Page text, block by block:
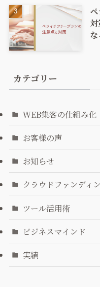
ペ
カテゴリー
WEB集客の仕組み化
お客様の声
お知らせ
クラウドファンディ
ツール活用術
ビジネスマインド
実績